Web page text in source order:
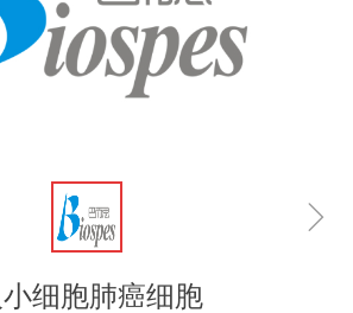
ꁇ
细胞肺癌细胞